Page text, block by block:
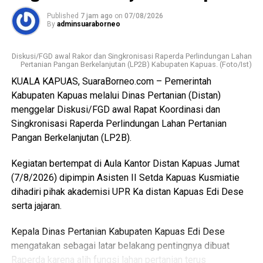
Lebih lanjut ia menjelaskan RPU baru telah dilengkapi
fasilitas yang lebih baik namun Pemkab Kapuas
kedepannya berkomitmen melengkapi sarpras sehingga
semakin optimal.
Ia juga mengapresiasi dukungan seluruh pelaku usaha yang
bersedia direlokasi tanpa adanya penolakan. Seluruh 16
pemotong unggas telah memenuhi kewajiban membayar
retribusi.
Rp300 per ekor meningkat dari tarif sebelumnya Rp100
per ekor. Dana ini masuk pendapatan daerah kemudian
kembali kepada peningkatan fasilitas RPU itu sendiri.
pemotongan unggas dapat berlangsung lebih tertata
memenuhi standar kesehatan masyarakat serta
Published 7 jam ago on 07/08/2026
By adminsuaraborneo
Diskusi/FGD awal Rakor dan Singkronisasi Raperda Perlindungan Lahan
Pertanian Pangan Berkelanjutan (LP2B) Kabupaten Kapuas. (Foto/Ist)
KUALA KAPUAS, SuaraBorneo.com – Pemerintah
Kabupaten Kapuas melalui Dinas Pertanian (Distan)
menggelar Diskusi/FGD awal Rapat Koordinasi dan
Singkronisasi Raperda Perlindungan Lahan Pertanian
Pangan Berkelanjutan (LP2B).
Kegiatan bertempat di Aula Kantor Distan Kapuas Jumat
(7/8/2026) dipimpin Asisten II Setda Kapuas Kusmiatie
dihadiri pihak akademisi UPR Ka distan Kapuas Edi Dese
serta jajaran.
Kepala Dinas Pertanian Kabupaten Kapuas Edi Dese
mengatakan sebagai latar belakang pentingnya dibuat
Raperda karena alih fungsi lahan pertanian terus